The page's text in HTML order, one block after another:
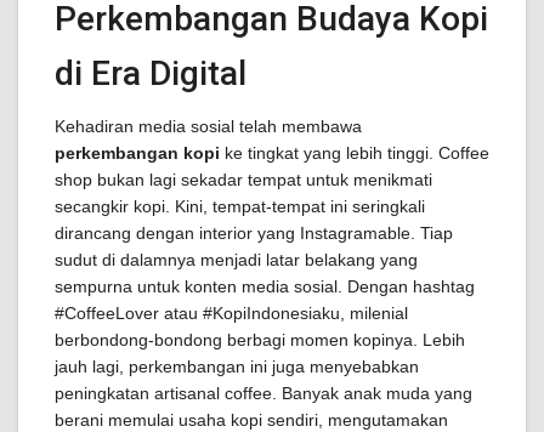
Perkembangan Budaya Kopi
di Era Digital
Kehadiran media sosial telah membawa
perkembangan kopi ke tingkat yang lebih tinggi. Coffee
shop bukan lagi sekadar tempat untuk menikmati
secangkir kopi. Kini, tempat-tempat ini seringkali
dirancang dengan interior yang Instagramable. Tiap
sudut di dalamnya menjadi latar belakang yang
sempurna untuk konten media sosial. Dengan hashtag
#CoffeeLover atau #KopiIndonesiaku, milenial
berbondong-bondong berbagi momen kopinya. Lebih
jauh lagi, perkembangan ini juga menyebabkan
peningkatan artisanal coffee. Banyak anak muda yang
berani memulai usaha kopi sendiri, mengutamakan